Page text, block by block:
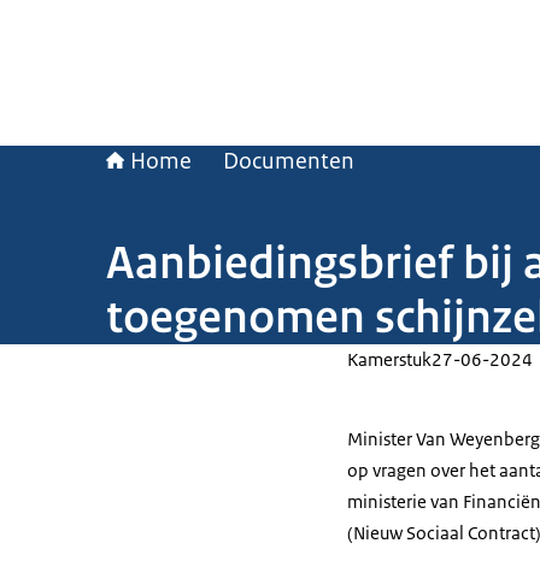
Home Documenten
Aanbiedingsbrief bij
toegenomen
Kamerstuk27-06-2024
Minister Van
op vragen over het
ministerie van
(Nieuw Sociaal